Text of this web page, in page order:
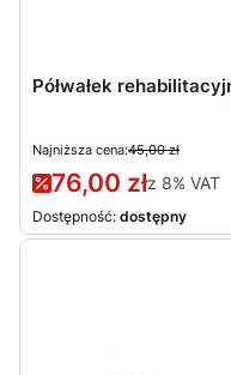
Półwałek
76,00 złz 8% VAT
Najniższa cena:45,00 zł
Dostępność: dostępny